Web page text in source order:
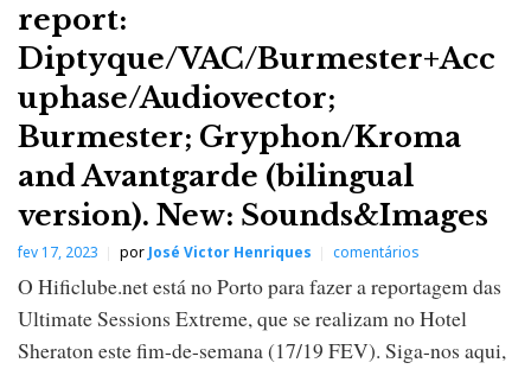
report:
Diptyque/VAC/Burmester+Acc
uphase/Audiovector;
Burmester; Gryphon/Kroma
and Avantgarde (bilingual
version). New: Sounds&Images
fev 17, 2023 por José Victor Henriques comentários
O Hificlube.net está no Porto para fazer a reportagem das
Ultimate Sessions Extreme, que se realizam no Hotel
Sheraton este fim-de-semana (17/19 FEV). Siga-nos aqui,